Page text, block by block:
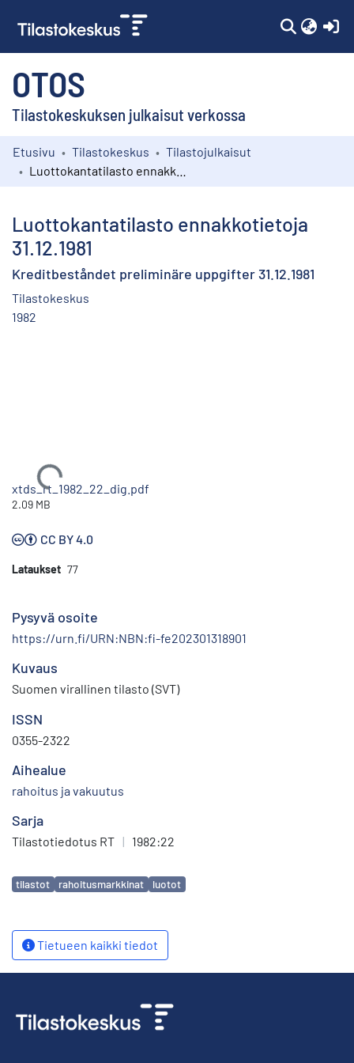
OTOS
Tilastokeskuksen julkaisut verkossa
Kokoelmat
Etusivu Tilastokeskus
Tilastojulkaisut
Luottokantatilasto ennakkotietoja
31.12.1981
Kreditbeståndet preliminäre uppgifter 31.12.1981
Tilastokeskus
1982
Ladataan...
xtds_rt_1982_22_dig.pdf
2.09 MB
CC BY 4.0
Lataukset 77
Pysyvä osoite
https://urn.fi/URN:NBN:fi-fe202301318901
Kuvaus
Suomen virallinen tilasto (SVT)
ISSN
0355-2322
Aihealue
rahoitus ja vakuutus
Sarja
Tilastotiedotus RT | 1982:22
Avainsanat
tilastot rahoitusmarkkinat luotot
Tietueen kaikki tiedot